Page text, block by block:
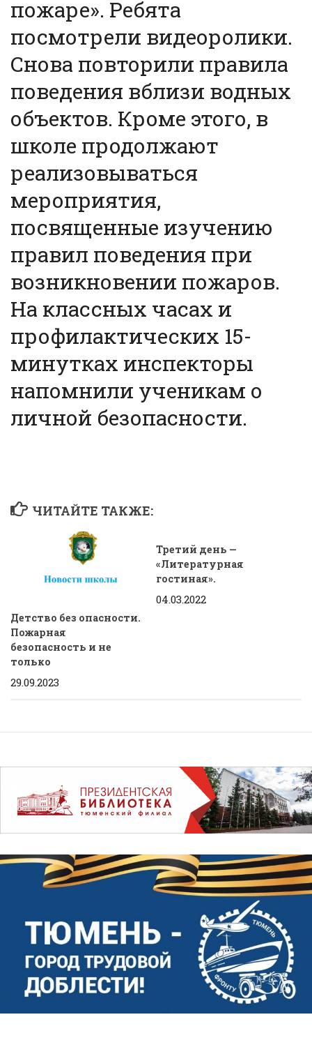
пожаре». Ребята
посмотрели видеоролики.
Снова повторили правила
поведения вблизи водных
объектов. Кроме этого, в
школе продолжают
реализовываться
мероприятия,
посвященные изучению
правил поведения при
возникновении пожаров.
На классных часах и
профилактических 15-
минутках инспекторы
напомнили ученикам о
личной безопасности.
ЧИТАЙТЕ ТАКЖЕ:
Детство без опасности.
Пожарная
безопасность и не
только
29.09.2023
Третий день —
«Литературная
гостиная».
04.03.2022